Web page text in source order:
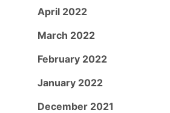
April 2022
March 2022
February 2022
January 2022
December 2021